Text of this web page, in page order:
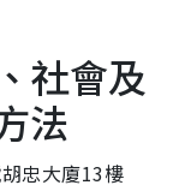
社會及
法
忠大廈13樓